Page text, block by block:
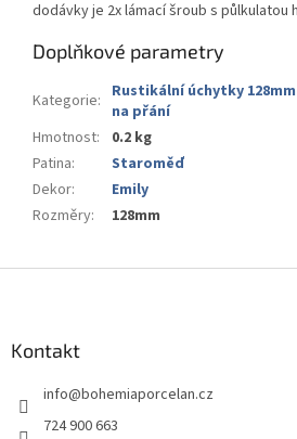
dodávky je 2x lámací šroub s půlkulatou
Doplňkové parametry
Kategorie: Rustikální úchytky
na přání
Hmotnost:
0.2 kg
Patina:
Staroměď
Dekor:
Emily
Rozměry: 128mm
Kontakt
info@bohemiaporcelan.cz
724 900 663